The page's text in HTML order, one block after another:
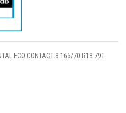
ECO CONTACT 3 165/70 R13 79T